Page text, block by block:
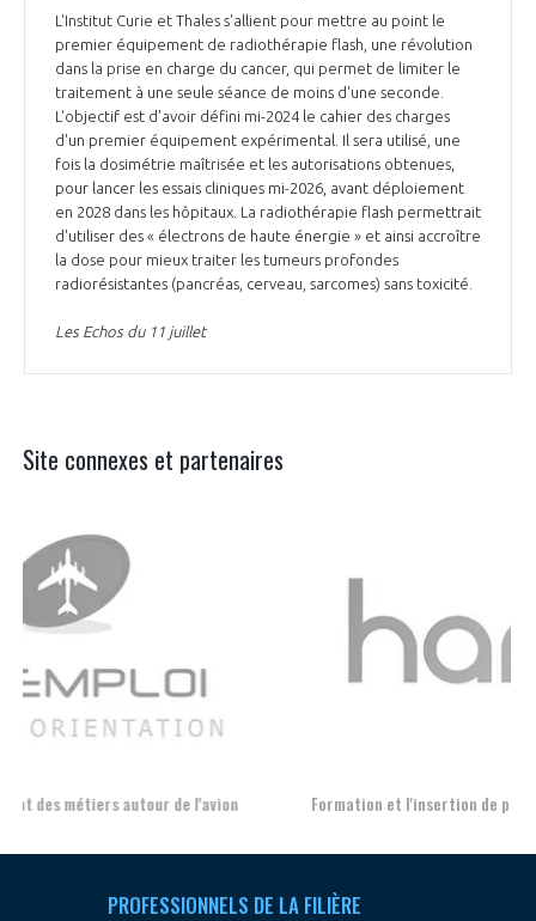
L'Institut Curie et Thales s'allient pour mettre au point le
premier équipement de radiothérapie flash, une révolution
dans la prise en charge du cancer, qui permet de limiter le
traitement à une seule séance de moins d'une seconde.
L'objectif est d'avoir défini mi-2024 le cahier des charges
d'un premier équipement expérimental. Il sera utilisé, une
fois la dosimétrie maîtrisée et les autorisations obtenues,
pour lancer les essais cliniques mi-2026, avant déploiement
en 2028 dans les hôpitaux. La radiothérapie flash permettrait
d'utiliser des « électrons de haute énergie » et ainsi accroître
la dose pour mieux traiter les tumeurs profondes
radiorésistantes (pancréas, cerveau, sarcomes) sans toxicité.
Les Echos du 11 juillet
Site connexes et partenaires
Formation et l'insertion de personnes en situation de handicap
PROFESSIONNELS DE LA FILIÈRE